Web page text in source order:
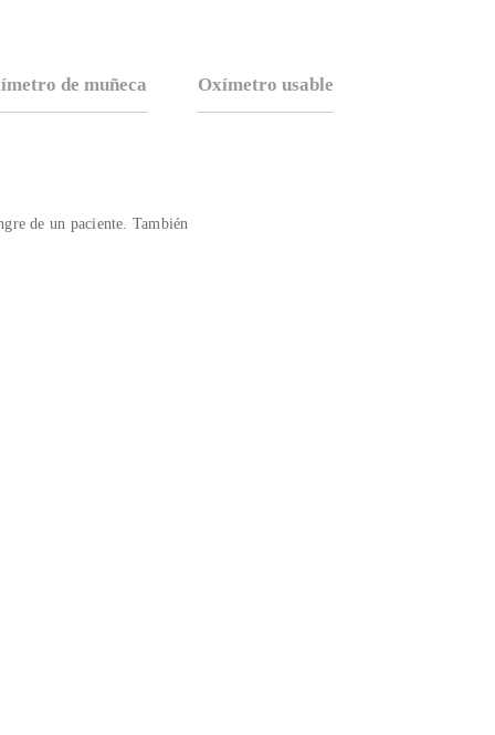
de muñeca Oxímetro usable
de un paciente. También